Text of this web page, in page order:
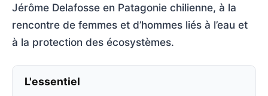
Jérôme Delafosse en Patagonie chilienne, à la
rencontre de femmes et d’hommes liés à l’eau et
à la protection des écosystèmes.
L'essentiel